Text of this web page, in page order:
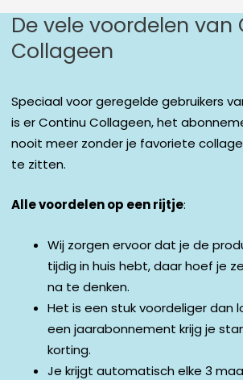
De vele voordelen van
Collageen
Speciaal voor geregelde gebruikers
is er Continu Collageen, het
nooit meer zonder je favoriete
te zitten.
Alle voordelen op een rijtje:
Wij zorgen ervoor dat je de
tijdig in huis hebt, daar hoef je
na te denken.
Het is een stuk voordeliger dan
een jaarabonnement krijg je
korting.
Je krijgt automatisch elke 3